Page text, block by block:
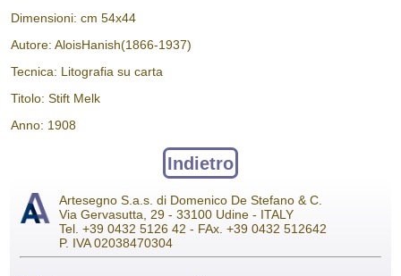
Dimensioni: cm 54x44
Autore: AloisHanish(1866-1937)
Tecnica: Litografia su carta
Titolo: Stift Melk
Anno: 1908
Indietro
Artesegno S.a.s. di Domenico De Stefano & C.
Via Gervasutta, 29 - 33100 Udine - ITALY
Tel. +39 0432 5126 42 - FAx. +39 0432 512642
P. IVA 02038470304